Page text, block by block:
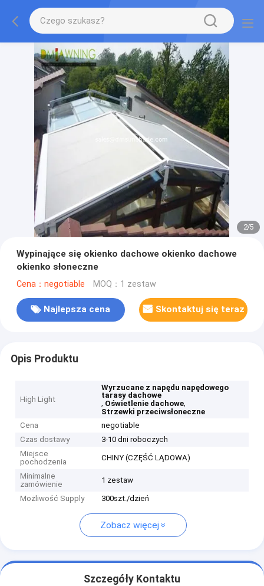
2/5
Wypinające się okienko dachowe okienko dachowe
okienko słoneczne
Cena：negotiable MOQ：1 zestaw
Najlepsza cena Skontaktuj się teraz
Opis Produktu
High Light
Wyrzucane z napędu napędowego
tarasy dachowe
, Oświetlenie dachowe,
Strzewki przeciwsłoneczne
Cena
negotiable
Czas dostawy
3-10 dni roboczych
Miejsce
pochodzenia
CHINY (CZĘŚĆ LĄDOWA)
Minimalne
zamówienie
1 zestaw
Możliwość Supply 300szt./dzień
Zobacz więcej
Szczegóły Kontaktu